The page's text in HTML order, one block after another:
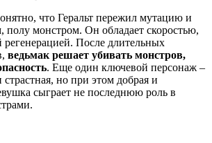
что Геральт пережил мутацию и
полу монстром. Он обладает скоростью,
регенерацией. После длительных
ведьмак решает убивать монстров,
. Еще один ключевой персонаж –
но при этом добрая и
сыграет не последнюю роль в